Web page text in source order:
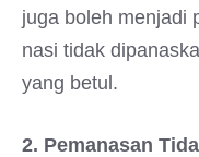
juga boleh menjadi
nasi tidak
yang betul.
2. Pemanasan